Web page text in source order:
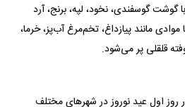
گوشت گوسفندی، نخود، لپه، برنج، آرد
مانند پیازداغ، تخم‌مرغ آب‌پز، خرما،
قلقلی پر می‌شود.
روز اول عید نوروز در شهر‌های مختلف